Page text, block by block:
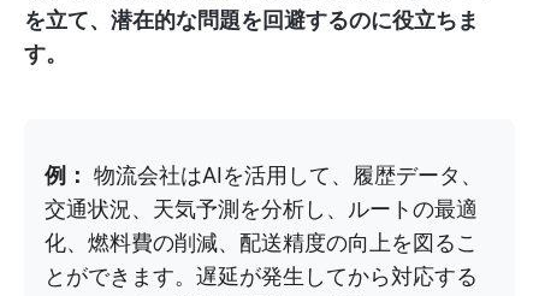
を立て、潜在的な問題を回避するのに役立ちま
す。
例： 物流会社はAIを活用して、履歴データ、
交通状況、天気予測を分析し、ルートの最適
化、燃料費の削減、配送精度の向上を図るこ
とができます。遅延が発生してから対応する